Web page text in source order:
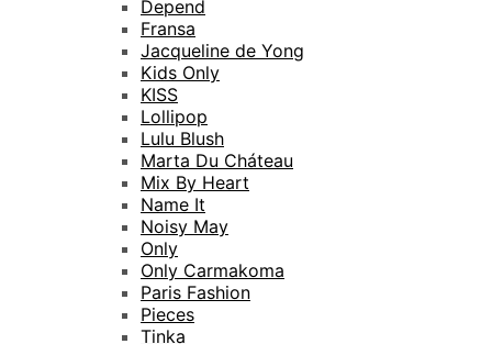
Depend
Fransa
Jacqueline de Yong
Kids Only
KISS
Lollipop
Lulu Blush
Marta Du Cháteau
Mix By Heart
Name It
Noisy May
Only
Only Carmakoma
Paris Fashion
Pieces
Tinka